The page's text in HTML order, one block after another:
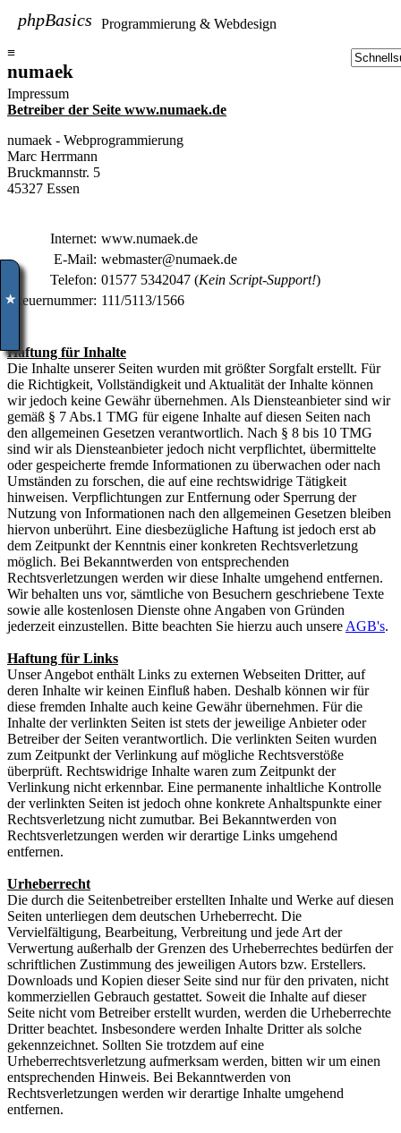
phpBasics
Programmierung & Webdesign
≡
numaek
Impressum
Betreiber der Seite www.numaek.de
numaek - Webprogrammierung
Marc Herrmann
Bruckmannstr. 5
45327 Essen
Internet: www.numaek.de
E-Mail: webmaster@numaek.de
Telefon: 01577 5342047 (Kein Script-Support!)
Steuernummer: 111/5113/1566
Haftung für Inhalte
Die Inhalte unserer Seiten wurden mit größter Sorgfalt erstellt. Für
die Richtigkeit, Vollständigkeit und Aktualität der Inhalte können
wir jedoch keine Gewähr übernehmen. Als Diensteanbieter sind wir
gemäß § 7 Abs.1 TMG für eigene Inhalte auf diesen Seiten nach
den allgemeinen Gesetzen verantwortlich. Nach § 8 bis 10 TMG
sind wir als Diensteanbieter jedoch nicht verpflichtet, übermittelte
oder gespeicherte fremde Informationen zu überwachen oder nach
Umständen zu forschen, die auf eine rechtswidrige Tätigkeit
hinweisen. Verpflichtungen zur Entfernung oder Sperrung der
Nutzung von Informationen nach den allgemeinen Gesetzen bleiben
hiervon unberührt. Eine diesbezügliche Haftung ist jedoch erst ab
dem Zeitpunkt der Kenntnis einer konkreten Rechtsverletzung
möglich. Bei Bekanntwerden von entsprechenden
Rechtsverletzungen werden wir diese Inhalte umgehend entfernen.
Wir behalten uns vor, sämtliche von Besuchern geschriebene Texte
sowie alle kostenlosen Dienste ohne Angaben von Gründen
jederzeit einzustellen. Bitte beachten Sie hierzu auch unsere AGB's.
Haftung für Links
Unser Angebot enthält Links zu externen Webseiten Dritter, auf
deren Inhalte wir keinen Einfluß haben. Deshalb können wir für
diese fremden Inhalte auch keine Gewähr übernehmen. Für die
Inhalte der verlinkten Seiten ist stets der jeweilige Anbieter oder
Betreiber der Seiten verantwortlich. Die verlinkten Seiten wurden
zum Zeitpunkt der Verlinkung auf mögliche Rechtsverstöße
überprüft. Rechtswidrige Inhalte waren zum Zeitpunkt der
Verlinkung nicht erkennbar. Eine permanente inhaltliche Kontrolle
der verlinkten Seiten ist jedoch ohne konkrete Anhaltspunkte einer
Rechtsverletzung nicht zumutbar. Bei Bekanntwerden von
Rechtsverletzungen werden wir derartige Links umgehend
entfernen.
Urheberrecht
Die durch die Seitenbetreiber erstellten Inhalte und Werke auf diesen
Seiten unterliegen dem deutschen Urheberrecht. Die
Vervielfältigung, Bearbeitung, Verbreitung und jede Art der
Verwertung außerhalb der Grenzen des Urheberrechtes bedürfen der
schriftlichen Zustimmung des jeweiligen Autors bzw. Erstellers.
Downloads und Kopien dieser Seite sind nur für den privaten, nicht
kommerziellen Gebrauch gestattet. Soweit die Inhalte auf dieser
Seite nicht vom Betreiber erstellt wurden, werden die Urheberrechte
Dritter beachtet. Insbesondere werden Inhalte Dritter als solche
gekennzeichnet. Sollten Sie trotzdem auf eine
Urheberrechtsverletzung aufmerksam werden, bitten wir um einen
entsprechenden Hinweis. Bei Bekanntwerden von
Rechtsverletzungen werden wir derartige Inhalte umgehend
entfernen.